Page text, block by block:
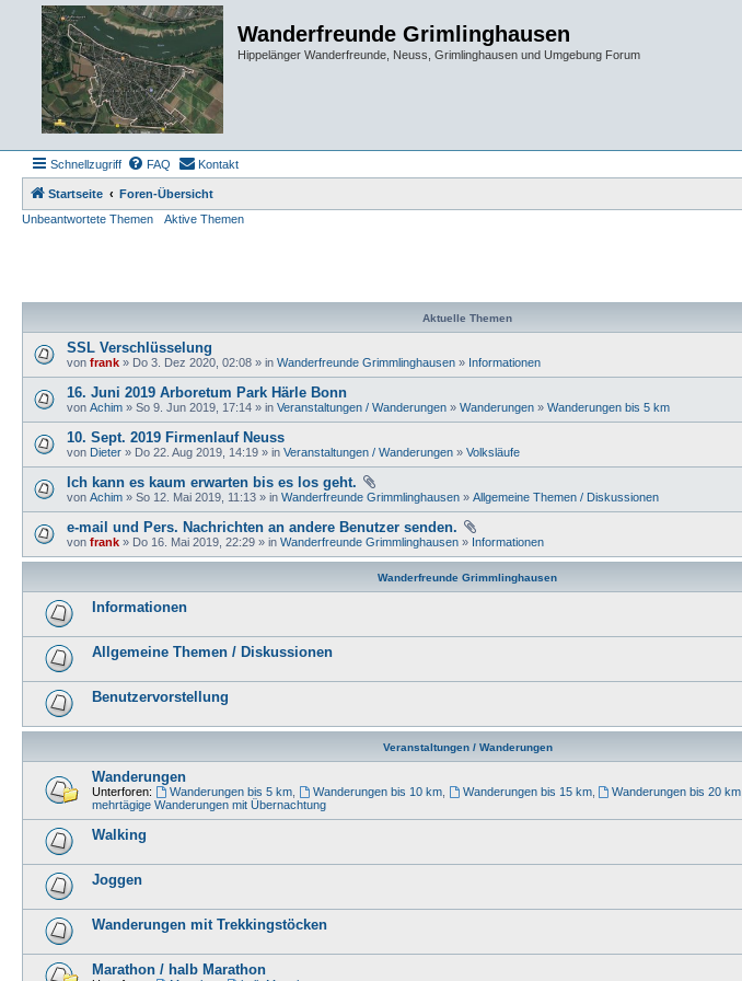
Wanderfreunde Grimlinghausen
Hippelänger Wanderfreunde, Neuss, Grimlinghausen und Umgebung Forum
Schnellzugriff FAQ Kontakt
Startseite
Foren-Übersicht
Unbeantwortete Themen
Aktive Themen
Aktuelle Themen
SSL Verschlüsselung
von frank » Do 3. Dez 2020, 02:08 » in Wanderfreunde Grimmlinghausen » Informationen
16. Juni 2019 Arboretum Park Härle Bonn
von Achim » So 9. Jun 2019, 17:14 » in Veranstaltungen / Wanderungen » Wanderungen » Wanderungen bis 5 km
10. Sept. 2019 Firmenlauf Neuss
von Dieter » Do 22. Aug 2019, 14:19 » in Veranstaltungen / Wanderungen » Volksläufe
Ich kann es kaum erwarten bis es los geht.
von Achim » So 12. Mai 2019, 11:13 » in Wanderfreunde Grimmlinghausen » Allgemeine Themen / Diskussionen
e-mail und Pers. Nachrichten an andere Benutzer senden.
von frank » Do 16. Mai 2019, 22:29 » in Wanderfreunde Grimmlinghausen » Informationen
Wanderfreunde Grimmlinghausen
Informationen
Allgemeine Themen / Diskussionen
Benutzervorstellung
Veranstaltungen / Wanderungen
Wanderungen
Unterforen: Wanderungen bis 5 km, Wanderungen bis 10 km, Wanderungen bis 15 km, Wanderungen bis 20 km
mehrtägige Wanderungen mit Übernachtung
Walking
Joggen
Wanderungen mit Trekkingstöcken
Marathon / halb Marathon